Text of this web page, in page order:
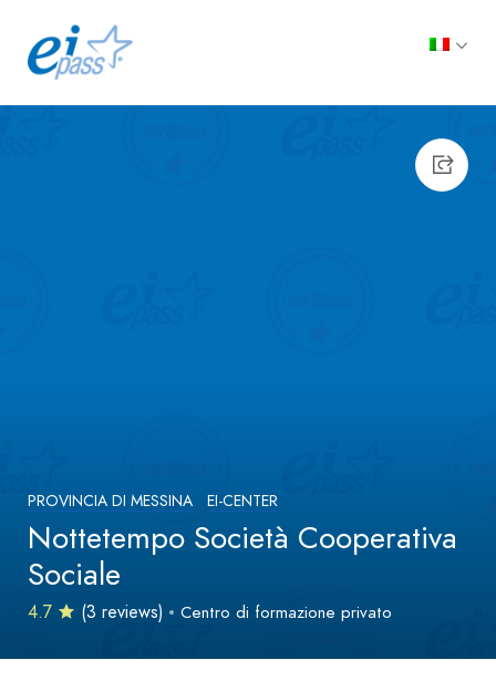
PROVINCIA DI MESSINA EI-CENTER
Nottetempo Società Cooperativa
Sociale
4.7 (3 reviews) Centro di formazione privato